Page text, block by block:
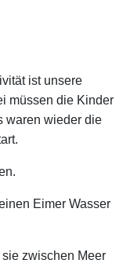
ist unsere
müssen die Kinder
waren wieder die
Eimer Wasser
Meer